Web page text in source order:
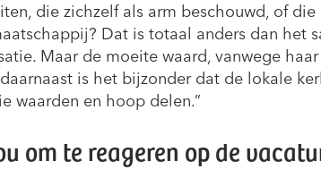
die zichzelf als arm beschouwd, of
Dat is totaal anders dan het
Maar de moeite waard, vanwege
is het bijzonder dat de lokale
waarden en hoop delen.”
om te reageren op de